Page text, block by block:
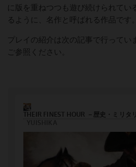
に版を重ねつつも遊び続けられてい
るように、名作と呼ばれる作品です。
プレイの紹介は次の記事で行ってい
ご参照ください。